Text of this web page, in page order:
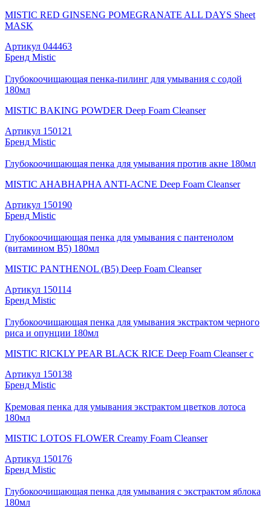
MISTIC RED GINSENG POMEGRANATE ALL DAYS Sheet
MASK
Артикул 044463
Бренд Mistic
Глубокоочищающая пенка-пилинг для умывания с содой
180мл
MISTIC BAKING POWDER Deep Foam Cleanser
Артикул 150121
Бренд Mistic
Глубокоочищающая пенка для умывания против акне 180мл
MISTIC AHABHAPHA ANTI-ACNE Deep Foam Cleanser
Артикул 150190
Бренд Mistic
Глубокоочищающая пенка для умывания с пантенолом
(витамином В5) 180мл
MISTIC PANTHENOL (B5) Deep Foam Cleanser
Артикул 150114
Бренд Mistic
Глубокоочищающая пенка для умывания экстрактом черного
риса и опунции 180мл
MISTIC RICKLY PEAR BLACK RICE Deep Foam Cleanser c
Артикул 150138
Бренд Mistic
Кремовая пенка для умывания экстрактом цветков лотоса
180мл
MISTIC LOTOS FLOWER Creamy Foam Cleanser
Артикул 150176
Бренд Mistic
Глубокоочищающая пенка для умывания с экстрактом яблока
180мл